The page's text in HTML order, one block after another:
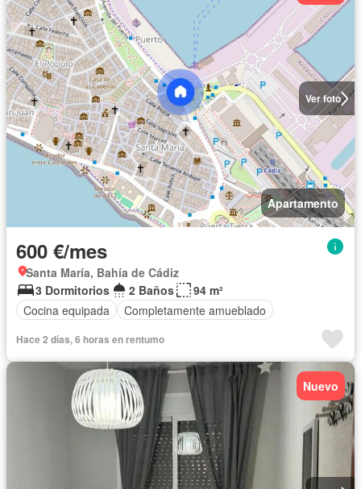
Ver foto
Apartamento
600 €/mes
Santa María, Bahía de Cádiz
3 Dormitorios
2 Baños
94 m²
Cocina equipada
Completamente amueblado
Hace 2 días, 6 horas en rentumo
Nuevo